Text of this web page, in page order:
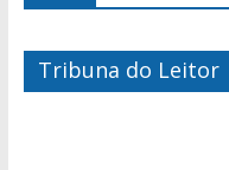
Tribuna do Leitor